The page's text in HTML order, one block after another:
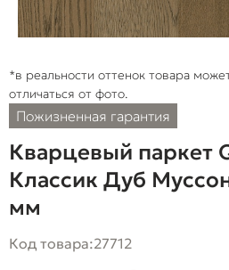
*в реальности оттенок товара
отличаться от фото.
Пожизненная гарантия
Кварцевый паркет
Классик Дуб
мм
Код товара:27712